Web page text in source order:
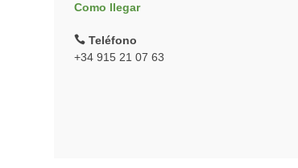
Como llegar
Teléfono
+34 915 21 07 63